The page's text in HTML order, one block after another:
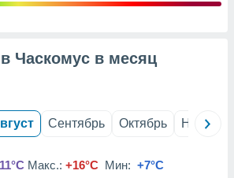
Часкомус в месяц
Сентябрь Октябрь Ноябрь
Макс.: +16°C Мин: +7°C